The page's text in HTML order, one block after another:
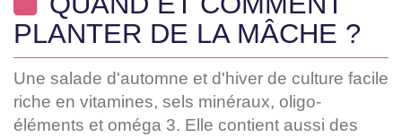
PLANTER DE LA MÂCHE ?
Une salade d'automne et d'hiver de culture facile
riche en vitamines, sels minéraux, oligo-
éléments et oméga 3. Elle contient aussi des